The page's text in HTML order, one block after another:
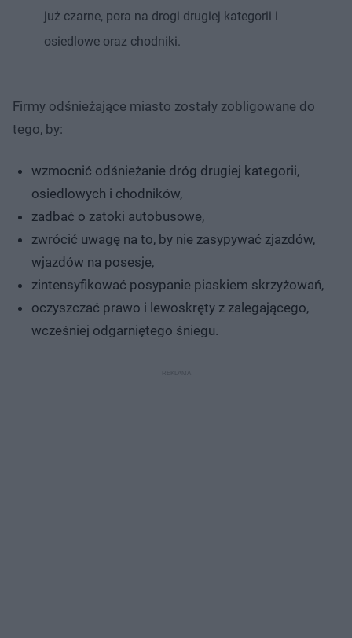
już czarne, pora na drogi drugiej kategorii i
osiedlowe oraz chodniki.
Firmy odśnieżające miasto zostały zobligowane do
tego, by:
wzmocnić odśnieżanie dróg drugiej kategorii,
osiedlowych i chodników,
zadbać o zatoki autobusowe,
zwrócić uwagę na to, by nie zasypywać zjazdów,
wjazdów na posesje,
zintensyfikować posypanie piaskiem skrzyżowań,
oczyszczać prawo i lewoskręty z zalegającego,
wcześniej odgarniętego śniegu.